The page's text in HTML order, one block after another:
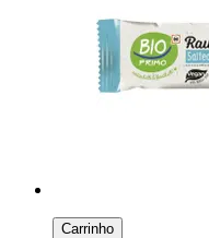
Carrinho